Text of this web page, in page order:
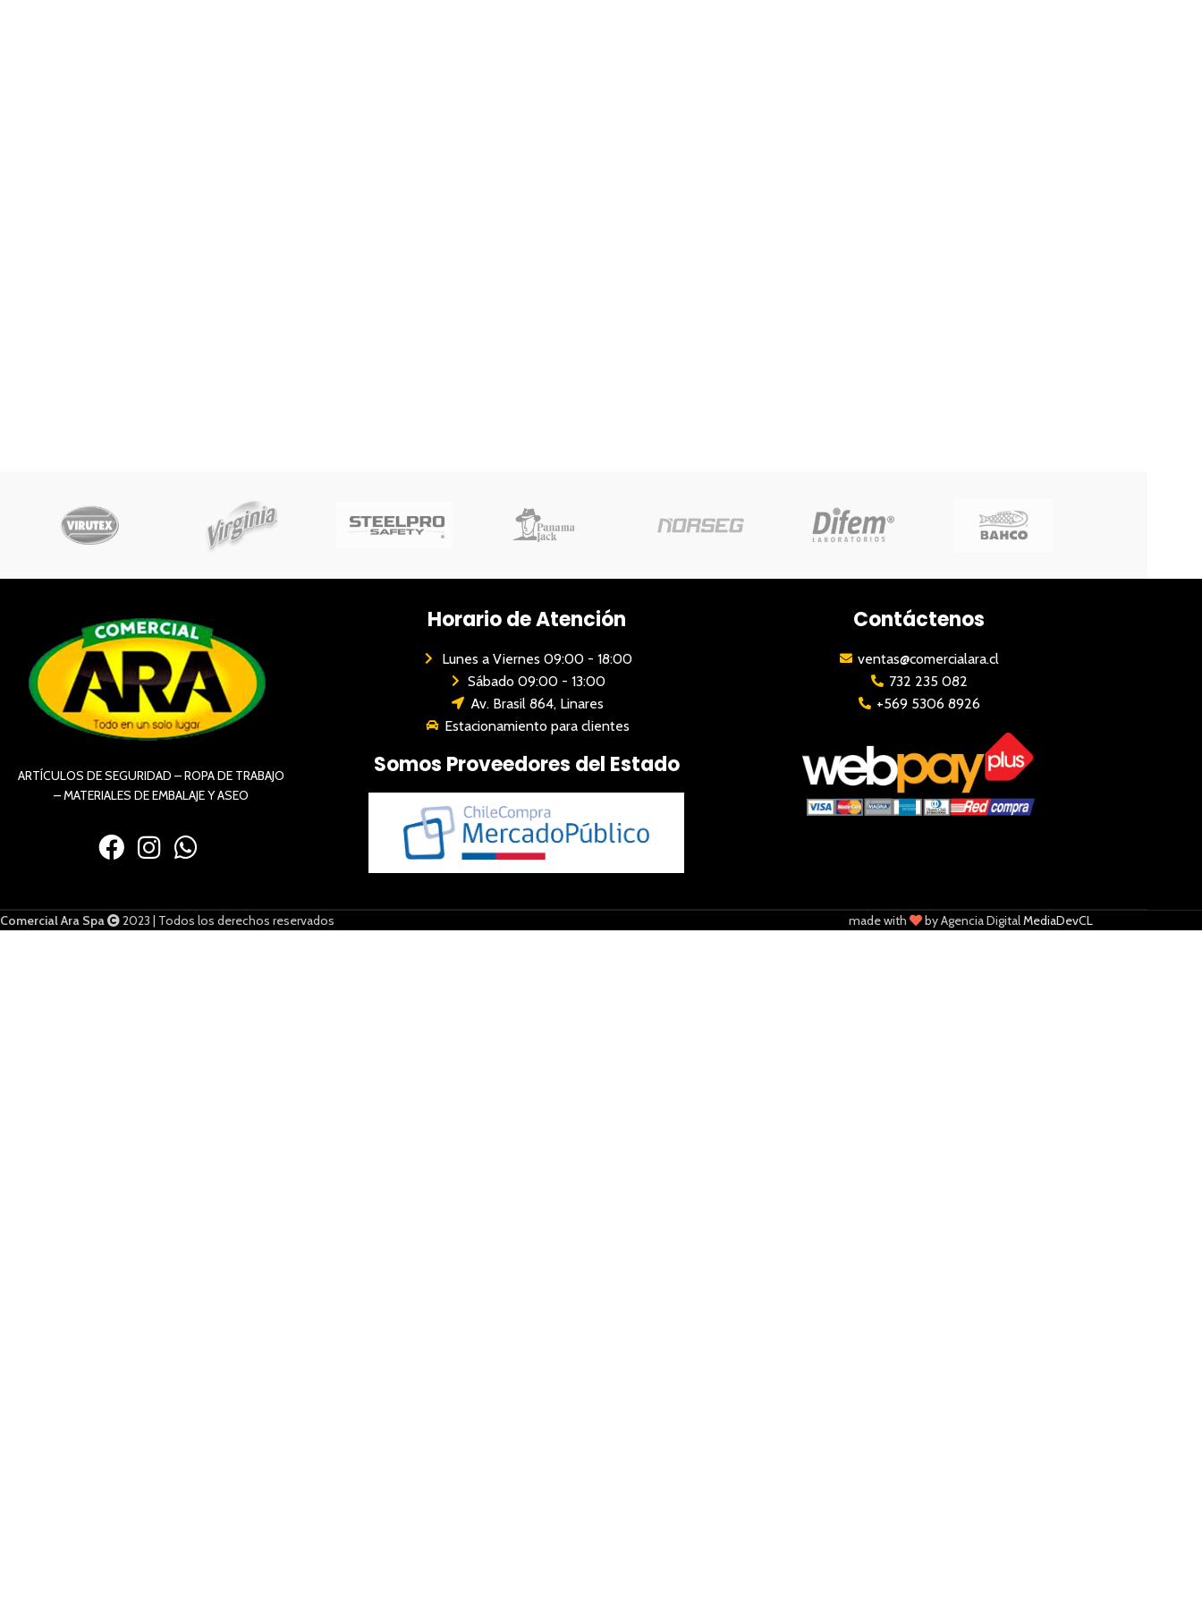
ARTÍCULOS DE SEGURIDAD – ROPA DE TRABAJO
– MATERIALES DE EMBALAJE Y ASEO
Horario de Atención
Lunes a Viernes 09:00 - 18:00
Sábado 09:00 - 13:00
Av. Brasil 864, Linares
Estacionamiento para clientes
Somos Proveedores del Estado
Contáctenos
ventas@comercialara.cl
732 235 082
+569 5306 8926
Comercial Ara Spa 2023 | Todos los derechos reservados made with by Agencia DigitalMediaDevCL